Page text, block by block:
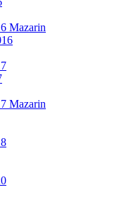
Mazarin
Mazarin